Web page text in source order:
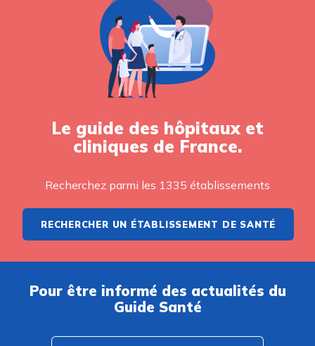
Le guide des hôpitaux et
cliniques de France.
Recherchez parmi les 1335 établissements
RECHERCHER UN ÉTABLISSEMENT DE SANTÉ
Pour être informé des actualités du
Guide Santé